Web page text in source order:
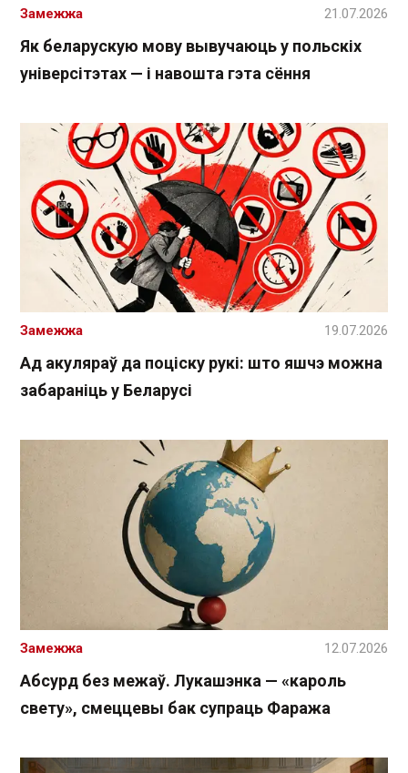
Як беларускую мову вывучаюць у польскіх
універсітэтах — і навошта гэта сёння
Замежжа 21.07.2026
Ад акуляраў да поціску рукі: што яшчэ можна
забараніць у Беларусі
Замежжа 19.07.2026
Абсурд без межаў. Лукашэнка — «кароль
свету», смеццевы бак супраць Фаража
Замежжа 12.07.2026